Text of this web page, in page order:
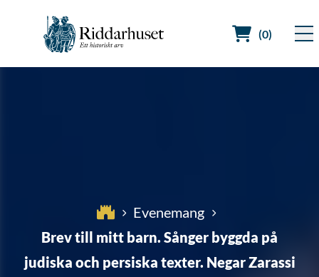
(0)
Evenemang
Brev till mitt barn. Sånger byggda på
judiska och persiska texter. Negar Zarassi